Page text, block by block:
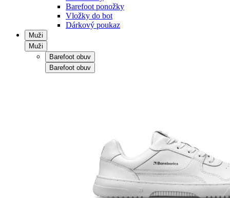
Barefoot ponožky
Vložky do bot
Dárkový poukaz
Muži
Muži
Barefoot obuv
Barefoot obuv